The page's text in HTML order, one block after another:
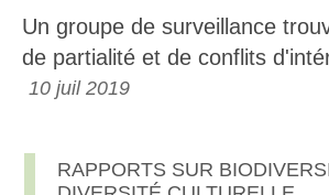
Un groupe de surveillance
de partialité et de conflits
10 juil 2019
RAPPORTS SUR